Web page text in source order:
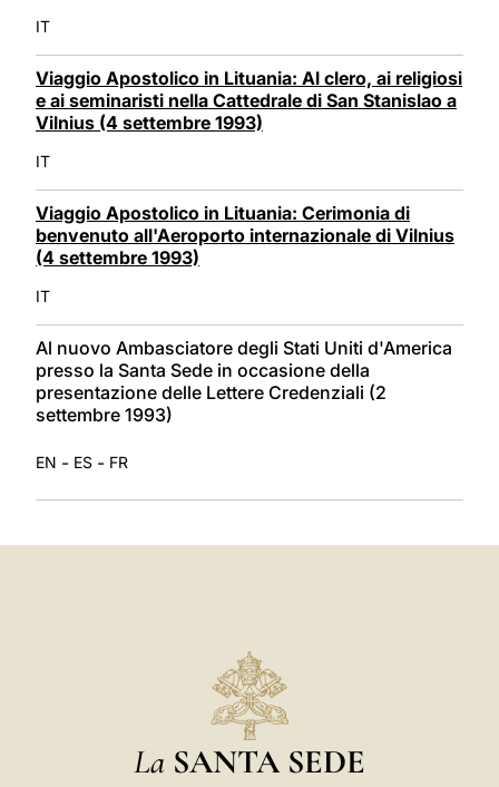
IT
Viaggio Apostolico in Lituania: Al clero, ai religiosi
e ai seminaristi nella Cattedrale di San Stanislao a
Vilnius (4 settembre 1993)
IT
Viaggio Apostolico in Lituania: Cerimonia di
benvenuto all'Aeroporto internazionale di Vilnius
(4 settembre 1993)
IT
Al nuovo Ambasciatore degli Stati Uniti d'America
presso la Santa Sede in occasione della
presentazione delle Lettere Credenziali (2
settembre 1993)
EN - ES - FR
La SANTA SEDE